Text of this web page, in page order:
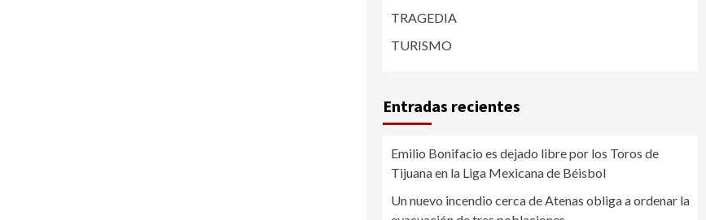
TRAGEDIA
TURISMO
Entradas recientes
Emilio Bonifacio es dejado libre por los Toros de
Tijuana en la Liga Mexicana de Béisbol
Un nuevo incendio cerca de Atenas obliga a ordenar la